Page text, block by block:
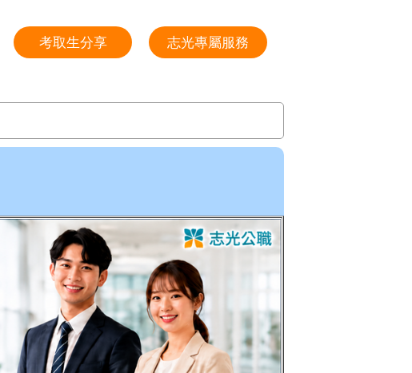
考取生分享 志光專屬服務